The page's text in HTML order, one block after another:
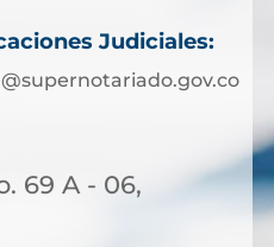
Judiciales:
69 A - 06,